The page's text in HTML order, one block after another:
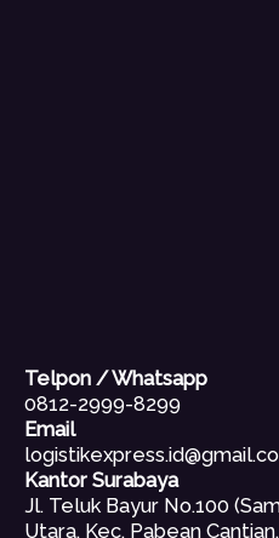
Telpon / Whatsapp
0812-2999-8299
Email
Kantor Surabaya
Jl. Teluk Bayur No.100
Utara, Kec. Pabean